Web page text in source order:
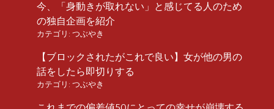
今、「身動きが取れない」と感じてる人のため
の独自企画を紹介
カテゴリ: つぶやき
【ブロックされたがこれで良い】女が他の男の
話をしたら即切りする
カテゴリ: つぶやき